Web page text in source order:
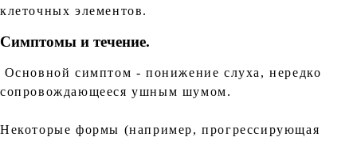
клеточных элементов.
Симптомы и течение.
Основной симптом - понижение слуха, нередко
сопровождающееся ушным шумом.
Некоторые формы (например, прогрессирующая